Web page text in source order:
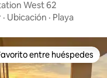
West 62
· Ubicación · Playa
mejores en Favorito
entre huéspedes